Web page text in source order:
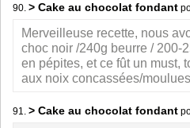
90. > Cake au chocolat fondant
Merveilleuse recette, nous
choc noir /240g beurre / 200-
en pépites, et ce fût un must,
aux noix concassées/
91. > Cake au chocolat fondant